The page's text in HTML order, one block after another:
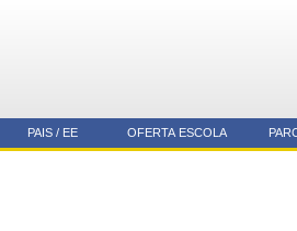
PAIS / EE OFERTA ESCOLA